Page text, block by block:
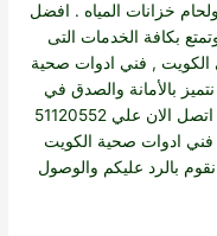
خزانات المياه . افضل
بكافة الخدمات التى
الكويت , فني ادوات صحية
بالأمانة والصدق في
التعامل , افضل فني ادوات صحية الكويت اتصل الان علي 51120552
. فني ادوات صحية الكويت
بالرد عليكم والوصول